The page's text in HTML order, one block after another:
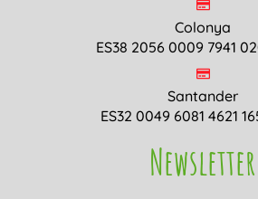
Colonya
ES38 2056 0009 7941
Santander
ES32 0049 6081 4621
Newsletter